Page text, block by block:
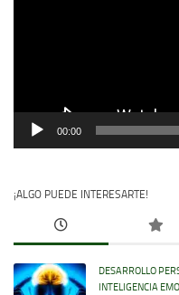
00:00
¡ALGO PUEDE INTERESARTE!
DESARROLLO
INTELIGENCIA